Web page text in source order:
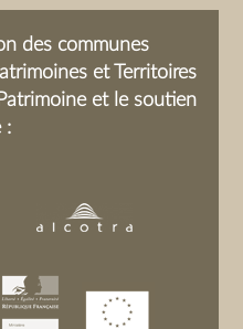
d’une grosse
et bien aéré
conservation
Légèrement
une bonne
et de le
des rongeurs qui
des communes
et Territoires
et le soutien
: